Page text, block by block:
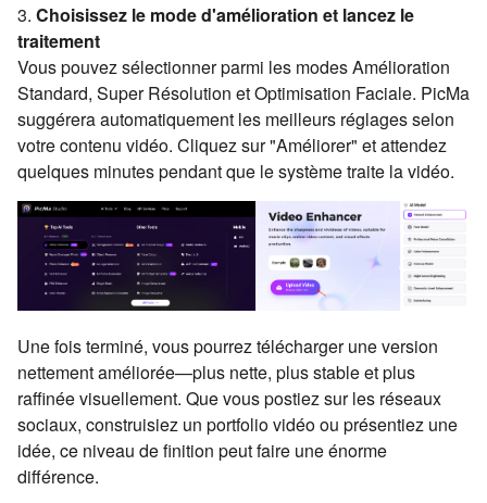
3. Choisissez le mode d'amélioration et lancez le
traitement
Vous pouvez sélectionner parmi les modes Amélioration
Standard, Super Résolution et Optimisation Faciale. PicMa
suggérera automatiquement les meilleurs réglages selon
votre contenu vidéo. Cliquez sur "Améliorer" et attendez
quelques minutes pendant que le système traite la vidéo.
Une fois terminé, vous pourrez télécharger une version
nettement améliorée—plus nette, plus stable et plus
raffinée visuellement. Que vous postiez sur les réseaux
sociaux, construisiez un portfolio vidéo ou présentiez une
idée, ce niveau de finition peut faire une énorme
différence.